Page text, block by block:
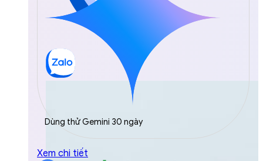
Dùng thử Gemini 30 ngày
Xem chi tiết